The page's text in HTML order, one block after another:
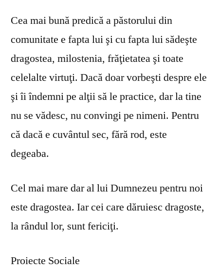
Cea mai bună predică a păstorului din
comunitate e fapta lui şi cu fapta lui sădeşte
dragostea, milostenia, frăţietatea şi toate
celelalte virtuţi. Dacă doar vorbeşti despre ele
şi îi îndemni pe alţii să le practice, dar la tine
nu se vă­desc, nu convingi pe nimeni. Pentru
că dacă e cuvântul sec, fără rod, este
degeaba.
Cel mai mare dar al lui Dumnezeu pentru noi
este dragostea. Iar cei care dăruiesc dragoste,
la rândul lor, sunt fericiţi.
Proiecte Sociale